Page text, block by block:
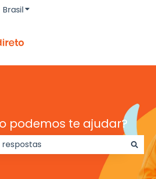
Mostrar submenu para traduções
podemos te ajudar?
porque o campo de pesquisa